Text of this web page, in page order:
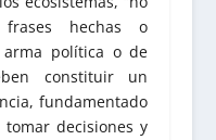
frases hechas o
arma política o de
constituir un
fundamentado
decisiones y